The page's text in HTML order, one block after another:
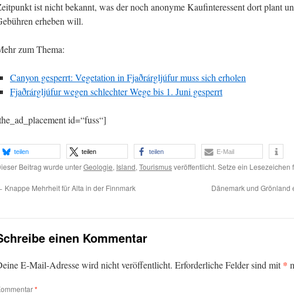
ist nicht bekannt, was der noch anonyme Kaufinteressent dort plant
erheben will.
zum Thema:
Canyon gesperrt: Vegetation in Fjaðrárgljúfur muss sich erholen
Fjaðrárgljúfur wegen schlechter Wege bis 1. Juni gesperrt
id=“fuss“]
teilen teilen teilen E-Mail
Beitrag wurde unterGeologie, Island, Tourismusveröffentlicht. Setze ein Lesezeichen
Knappe Mehrheit für Alta in der Finnmark
Dänemark und Grönland
einen Kommentar
E-Mail-Adresse wird nicht veröffentlicht. Erforderliche Felder sind mit*
*